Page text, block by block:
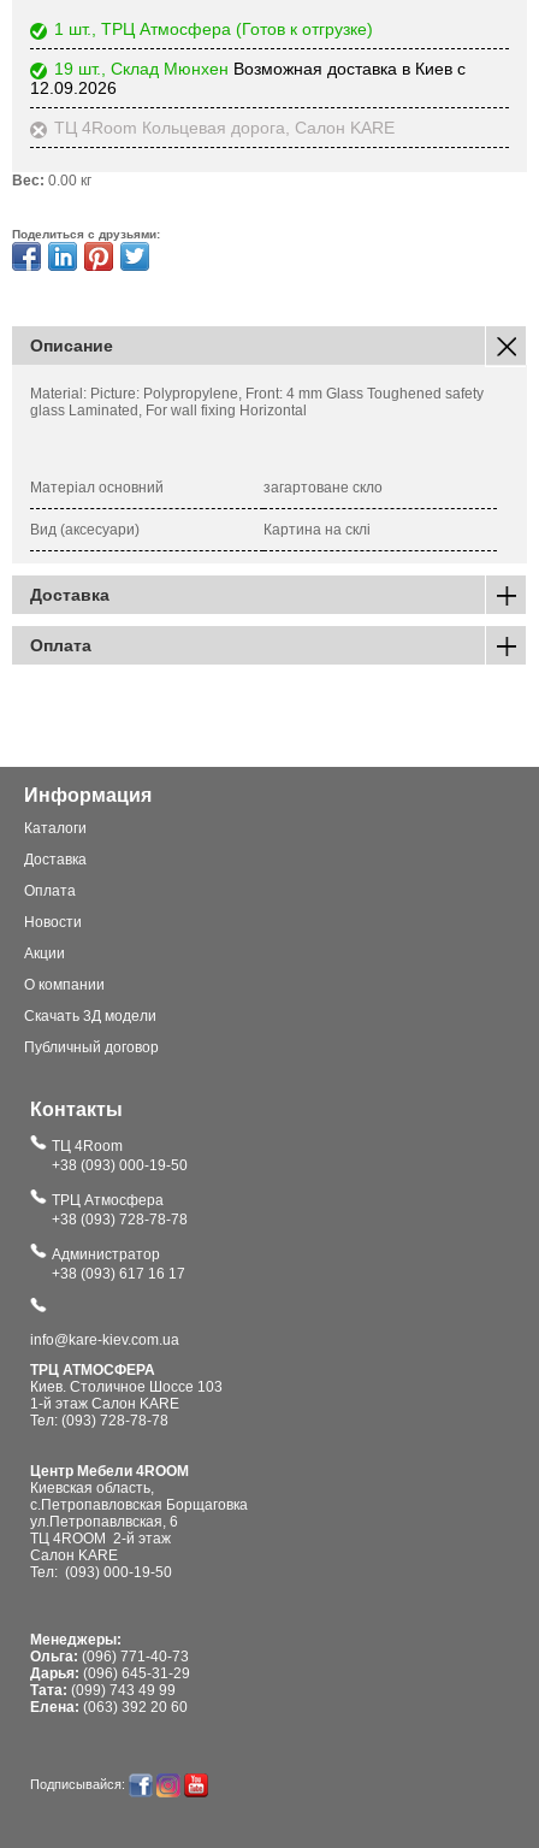
1 шт., ТРЦ Атмосфера (Готов к отгрузке)
19 шт., Склад Мюнхен Возможная доставка в Киев с
12.09.2026
ТЦ 4Room Кольцевая дорога, Салон KARE
Вес: 0.00 кг
Поделиться с друзьями:
Описание
Material: Picture: Polypropylene, Front: 4 mm Glass Toughened safety
glass Laminated, For wall fixing Horizontal
Матеріал основний загартоване скло
Вид (аксесуари) Картина на склі
Доставка
Оплата
Информация
Каталоги
Доставка
Оплата
Новости
Акции
О компании
Скачать 3Д модели
Публичный договор
Контакты
ТЦ 4Room
+38 (093) 000-19-50
ТРЦ Атмосфера
+38 (093) 728-78-78
Администратор
+38 (093) 617 16 17
info@kare-kiev.com.ua
ТРЦ АТМОСФЕРА
Киев. Столичное Шоссе 103
1-й этаж Салон KARE
Тел: (093) 728-78-78
Центр Мебели 4ROOM
Киевская область,
с.Петропавловская Борщаговка
ул.Петропавлвская, 6
ТЦ 4ROOM 2-й этаж
Салон KARE
Тел: (093) 000-19-50
Менеджеры:
Ольга: (096) 771-40-73
Дарья: (096) 645-31-29
Тата: (099) 743 49 99
Елена: (063) 392 20 60
Подписывайся: